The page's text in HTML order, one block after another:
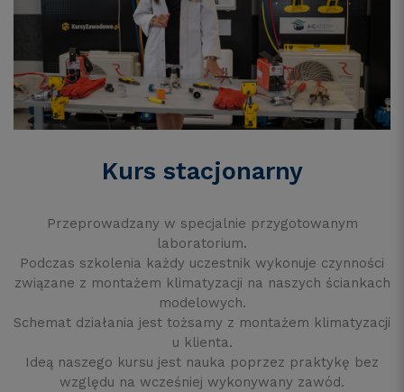
Kurs stacjonarny
Przeprowadzany w specjalnie przygotowanym
laboratorium.
Podczas szkolenia każdy uczestnik wykonuje czynności
związane z montażem klimatyzacji na naszych ściankach
modelowych.
Schemat działania jest tożsamy z montażem klimatyzacji
u klienta.
Ideą naszego kursu jest nauka poprzez praktykę bez
względu na wcześniej wykonywany zawód.